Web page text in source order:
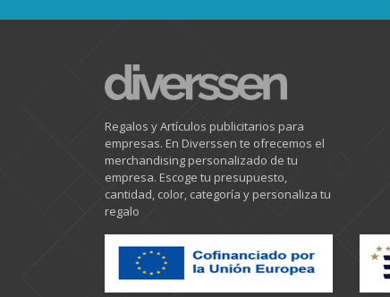
Regalos y Artículos publicitarios para
empresas. En Diverssen te ofrecemos el
merchandising personalizado de tu
empresa. Escoge tu presupuesto,
cantidad, color, categoría y personaliza tu
regalo